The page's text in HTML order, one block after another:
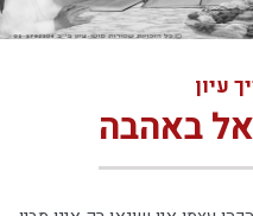
עיון
באהבה